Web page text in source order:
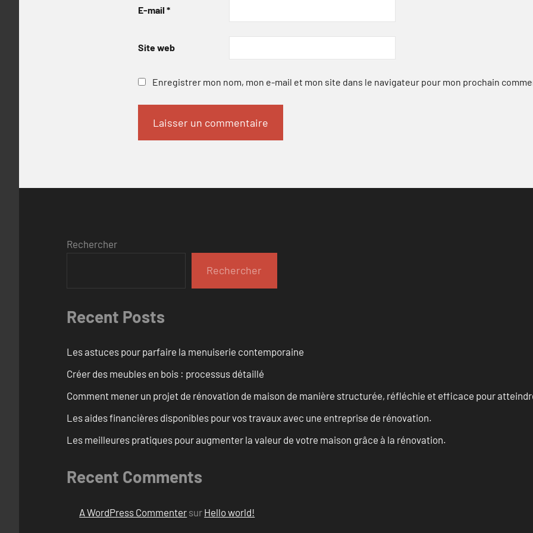
E-mail *
Site web
Enregistrer mon nom, mon e-mail et mon site dans le navigateur pour mon prochain
Rechercher
Rechercher
Recent Posts
Les astuces pour parfaire la menuiserie contemporaine
Créer des meubles en bois : processus détaillé
Comment mener un projet de rénovation de maison de manière structurée, réfléchie et efficace pour
Les aides financières disponibles pour vos travaux avec une entreprise de rénovation.
Les meilleures pratiques pour augmenter la valeur de votre maison grâce à la rénovation.
Recent Comments
A WordPress Commenter sur Hello world!